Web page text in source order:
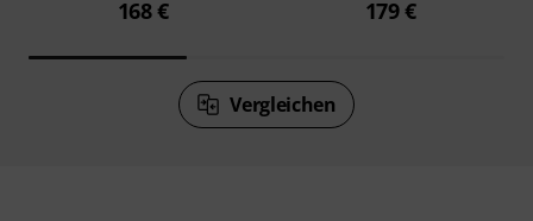
168 € 179 €
Vergleichen